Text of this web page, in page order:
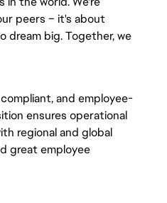
peers – it's about
dream big. Together, we
and employee-
ensures operational
regional and global
great employee